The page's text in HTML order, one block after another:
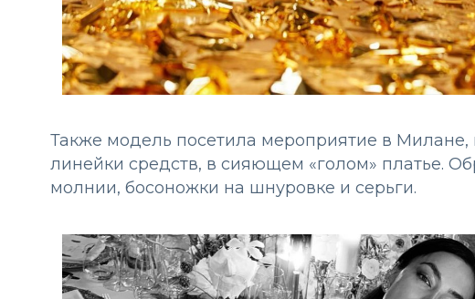
Также модель посетила мероприятие в Милане,
линейки средств, в сияющем «голом» платье.
молнии, босоножки на шнуровке и серьги.